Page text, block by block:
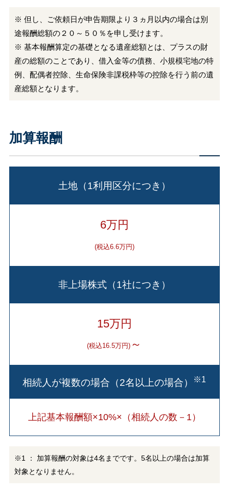
※ 但し、ご依頼日が申告期限より３ヵ月以内の場合は別
途報酬総額の２０～５０％を申し受けます。
※ 基本報酬算定の基礎となる遺産総額とは、プラスの財
産の総額のことであり、借入金等の債務、小規模宅地の特
例、配偶者控除、生命保険非課税枠等の控除を行う前の遺
産総額となります。
加算報酬
土地（1利用区分につき）
6万円
(税込6.6万円)
非上場株式（1社につき）
15万円
(税込16.5万円) ～
相続人が複数の場合（2名以上の場合） ※1
上記基本報酬額×10%×（相続人の数－1）
※1 ： 加算報酬の対象は4名までです。5名以上の場合は加算
対象となりません。